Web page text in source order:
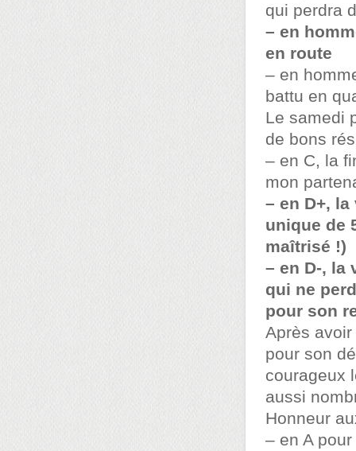
qui perdra
– en
en route
– en
battu en
Le samedi
de bons
– en C, la
mon
– en D+,
unique de
maîtrisé !)
– en D-, la
qui ne
pour son
Après
pour son
courageux
aussi
Honneur
– en A